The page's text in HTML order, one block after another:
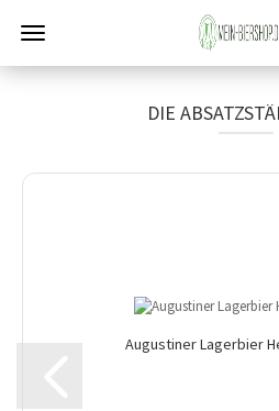
DIE
Augustiner Lagerbier